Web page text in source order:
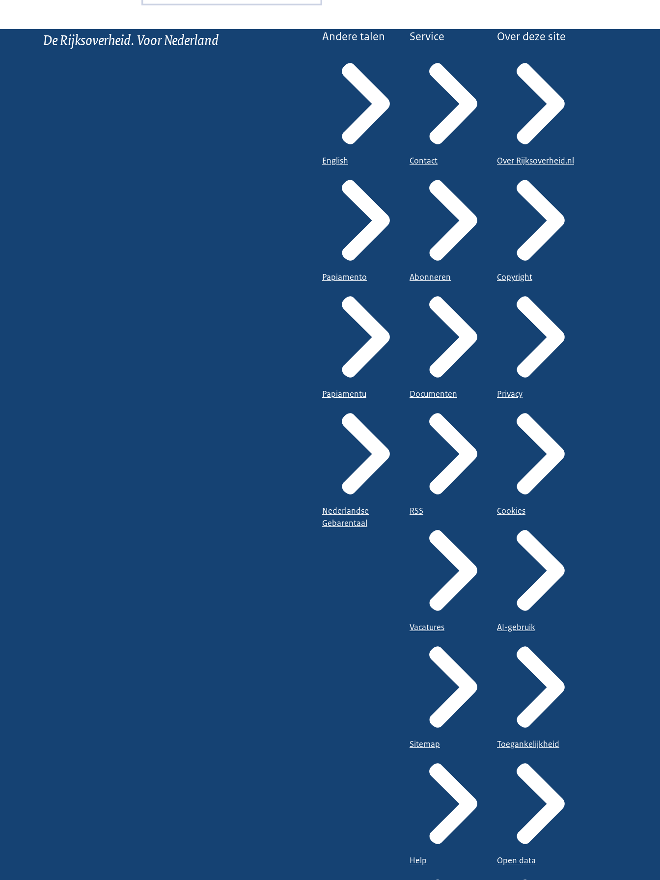
De Rijksoverheid. Voor Nederland Andere talen
English
Papiamento
Papiamentu
Nederlandse
Gebarentaal
Service
Contact
Abonneren
Documenten
RSS
Vacatures
Sitemap
Help
Over deze site
Over Rijksoverheid.nl
Copyright
Privacy
Cookies
AI-gebruik
Toegankelijkheid
Open data